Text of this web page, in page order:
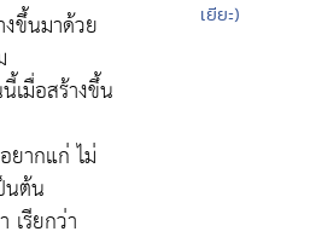
งขึ้นมาด้วย
เมื่อสร้างขึ้น
ากแก่ ไม่
นต้น
เรียกว่า
เยียะ)